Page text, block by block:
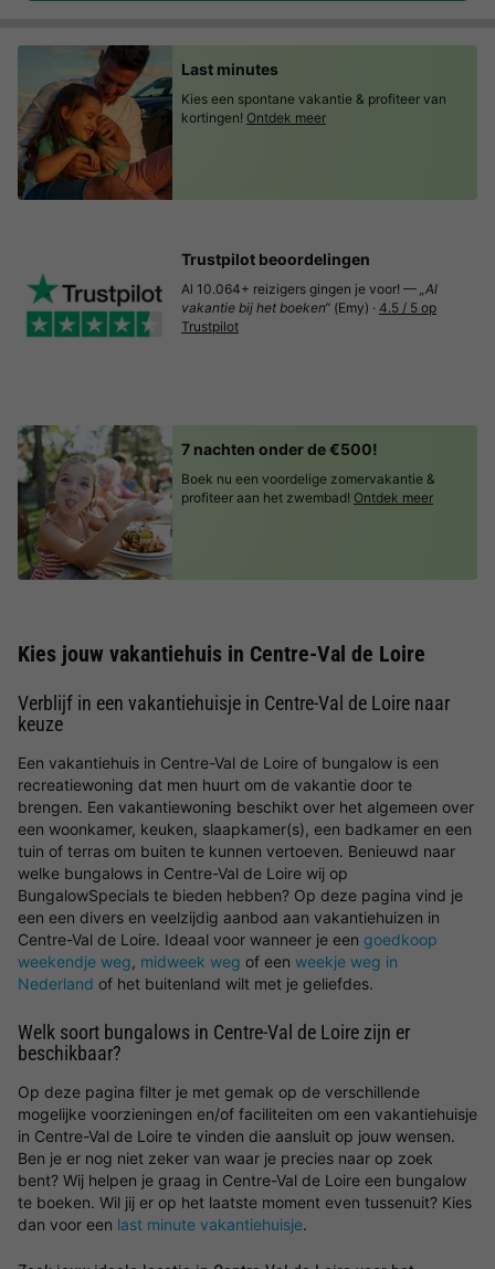
Last minutes
Kies een spontane vakantie & profiteer van
kortingen! Ontdek meer
Trustpilot beoordelingen
Al 10.064+ reizigers gingen je voor! — „Al
vakantie bij het boeken“ (Emy) · 4.5 / 5 op
Trustpilot
7 nachten onder de €500!
Boek nu een voordelige zomervakantie &
profiteer aan het zwembad! Ontdek meer
Kies jouw vakantiehuis in Centre-Val de Loire
Verblijf in een vakantiehuisje in Centre-Val de Loire naar
keuze
Een vakantiehuis in Centre-Val de Loire of bungalow is een
recreatiewoning dat men huurt om de vakantie door te
brengen. Een vakantiewoning beschikt over het algemeen over
een woonkamer, keuken, slaapkamer(s), een badkamer en een
tuin of terras om buiten te kunnen vertoeven. Benieuwd naar
welke bungalows in Centre-Val de Loire wij op
BungalowSpecials te bieden hebben? Op deze pagina vind je
een een divers en veelzijdig aanbod aan vakantiehuizen in
Centre-Val de Loire. Ideaal voor wanneer je een goedkoop
weekendje weg, midweek weg of een weekje weg in
Nederland of het buitenland wilt met je geliefdes.
Welk soort bungalows in Centre-Val de Loire zijn er
beschikbaar?
Op deze pagina filter je met gemak op de verschillende
mogelijke voorzieningen en/of faciliteiten om een vakantiehuisje
in Centre-Val de Loire te vinden die aansluit op jouw wensen.
Ben je er nog niet zeker van waar je precies naar op zoek
bent? Wij helpen je graag in Centre-Val de Loire een bungalow
te boeken. Wil jij er op het laatste moment even tussenuit? Kies
dan voor een last minute vakantiehuisje.